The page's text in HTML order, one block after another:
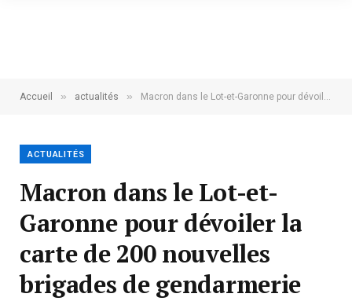
Accueil » actualités » Macron dans le Lot-et-Garonne pour dévoiler la carte de 200 nouvelles brigades de gendarmerie
ACTUALITÉS
Macron dans le Lot-et-
Garonne pour dévoiler la
carte de 200 nouvelles
brigades de gendarmerie